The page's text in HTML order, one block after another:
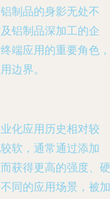
制品的身影无处不
铝制品深加工的企
端应用的重要角色，
边界。
化应用历史相对较
软，通常通过添加
获得更高的强度、硬
同的应用场景，被加